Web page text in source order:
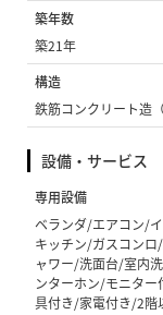
築年数
築21年
構造
鉄筋コンクリート造（
設備・サービス
専用設備
ベランダ/エアコン/
キッチン/ガスコン
ャワー/洗面台/室内
ンターホン/モニタ
具付き/家電付き/2